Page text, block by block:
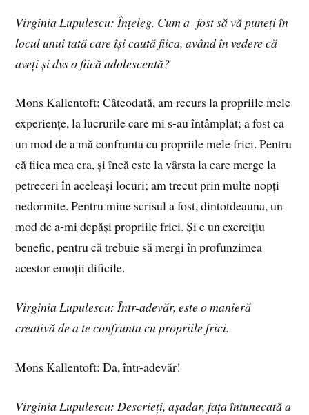
Virginia Lupulescu: Înțeleg. Cum a fost să vă puneți în
locul unui tată care își caută fiica, având în vedere că
aveți și dvs o fiică adolescentă?
Mons Kallentoft: Câteodată, am recurs la propriile mele
experiențe, la lucrurile care mi s-au întâmplat; a fost ca
un mod de a mă confrunta cu propriile mele frici. Pentru
că fiica mea era, și încă este la vârsta la care merge la
petreceri în aceleași locuri; am trecut prin multe nopți
nedormite. Pentru mine scrisul a fost, dintotdeauna, un
mod de a-mi depăși propriile frici. Și e un exercițiu
benefic, pentru că trebuie să mergi în profunzimea
acestor emoții dificile.
Virginia Lupulescu: Într-adevăr, este o manieră
creativă de a te confrunta cu propriile frici.
Mons Kallentoft: Da, într-adevăr!
Virginia Lupulescu: Descrieți, așadar, fața întunecată a